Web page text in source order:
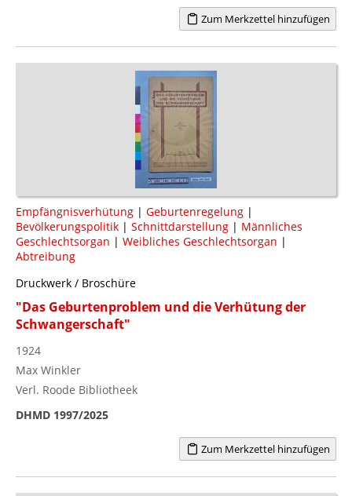
Zum Merkzettel hinzufügen
Empfängnisverhütung | Geburtenregelung |
Bevölkerungspolitik | Schnittdarstellung | Männliches
Geschlechtsorgan | Weibliches Geschlechtsorgan |
Abtreibung
Druckwerk / Broschüre
"Das Geburtenproblem und die Verhütung der
Schwangerschaft"
1924
Max Winkler
Verl. Roode Bibliotheek
DHMD 1997/2025
Zum Merkzettel hinzufügen